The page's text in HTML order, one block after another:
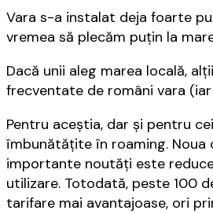
Vara s-a instalat deja foarte
vremea să plecăm puţin la
Dacă unii aleg marea locală,
frecventate de români vara
Pentru aceştia, dar şi pentru
îmbunătăţite în roaming.
importante noutăți este
utilizare. Totodată, peste 100
tarifare mai avantajoase, ori